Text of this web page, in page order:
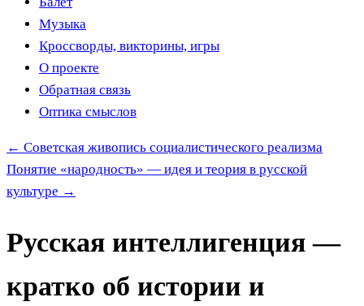
Музыка
Кроссворды, викторины, игры
О проекте
Обратная связь
Оптика смыслов
← Советская живопись социалистического реализма
Понятие «народность» — идея и теория в русской
культуре →
Русская интеллигенция —
кратко об истории и